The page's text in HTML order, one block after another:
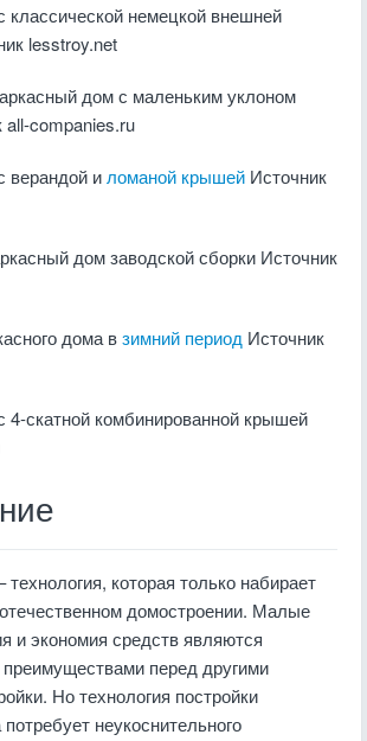
классической немецкой внешней
lesstroy.net
дом с маленьким уклоном
all-companies.ru
верандой и ломаной крышей Источник
дом заводской сборки Источник
дома взимний период Источник
4-скатной комбинированной крышей
которая только набирает
домостроении. Малые
и экономия средств являются
перед другими
Но технология постройки
неукоснительного